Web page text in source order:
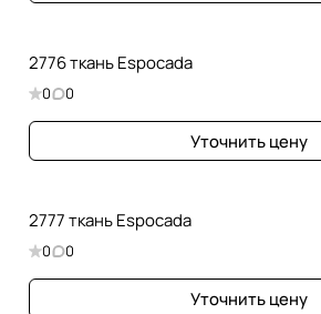
2776 ткань Espocada
0 0
Уточнить цену
2777 ткань Espocada
0 0
Уточнить цену